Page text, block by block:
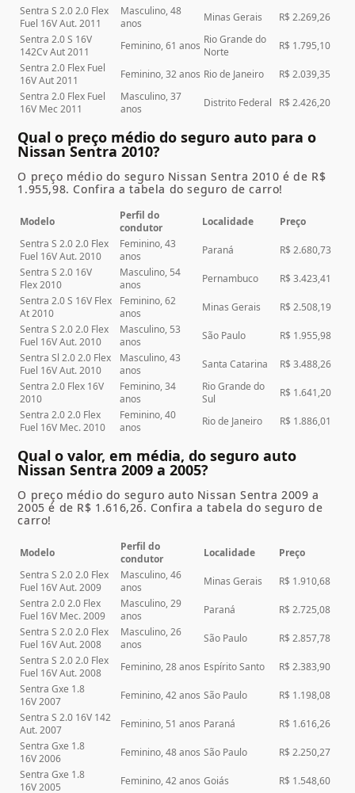
Sentra S 2.0 2.0 Flex
Fuel 16V Aut. 2011
Masculino, 48
anos
Minas Gerais
R$ 2.269,26
Sentra 2.0 S 16V
142Cv Aut 2011
Feminino, 61 anos Rio Grande do
Norte
R$ 1.795,10
Sentra 2.0 Flex Fuel
16V Aut 2011
Feminino, 32 anos Rio de Janeiro
R$ 2.039,35
Sentra 2.0 Flex Fuel
16V Mec 2011
Masculino, 37
anos
Distrito Federal R$ 2.426,20
Qual o preço médio do seguro auto para o
Nissan Sentra 2010?
O preço médio do seguro Nissan Sentra 2010 é de R$
1.955,98. Confira a tabela do seguro de carro!
Modelo
Perfil do
condutor
Localidade
Preço
Sentra S 2.0 2.0 Flex
Fuel 16V Aut. 2010
Feminino, 43
anos
Paraná
R$ 2.680,73
Sentra S 2.0 16V
Flex 2010
Masculino, 54
anos
Pernambuco
R$ 3.423,41
Sentra 2.0 S 16V Flex
At 2010
Feminino, 62
anos
Minas Gerais
R$ 2.508,19
Sentra S 2.0 2.0 Flex
Fuel 16V Aut. 2010
Masculino, 53
anos
São Paulo
R$ 1.955,98
Sentra Sl 2.0 2.0 Flex
Fuel 16V Aut. 2010
Masculino, 43
anos
Santa Catarina
R$ 3.488,26
Sentra 2.0 Flex 16V
2010
Feminino, 34
anos
Rio Grande do
Sul
R$ 1.641,20
Sentra 2.0 2.0 Flex
Fuel 16V Mec. 2010
Feminino, 40
anos
Rio de Janeiro R$ 1.886,01
Qual o valor, em média, do seguro auto
Nissan Sentra 2009 a 2005?
O preço médio do seguro auto Nissan Sentra 2009 a
2005 é de R$ 1.616,26. Confira a tabela do seguro de
carro!
Modelo
Perfil do
condutor
Localidade
Preço
Sentra S 2.0 2.0 Flex
Fuel 16V Aut. 2009
Masculino, 46
anos
Minas Gerais
R$ 1.910,68
Sentra 2.0 2.0 Flex
Fuel 16V Mec. 2009
Masculino, 29
anos
Paraná
R$ 2.725,08
Sentra S 2.0 2.0 Flex
Fuel 16V Aut. 2008
Masculino, 26
anos
São Paulo
R$ 2.857,78
Sentra S 2.0 2.0 Flex
Fuel 16V Aut. 2008
Feminino, 28 anos Espírito Santo
R$ 2.383,90
Sentra Gxe 1.8
16V 2007
Feminino, 42 anos São Paulo
R$ 1.198,08
Sentra S 2.0 16V 142
Aut. 2007
Feminino, 51 anos Paraná
R$ 1.616,26
Sentra Gxe 1.8
16V 2006
Feminino, 48 anos São Paulo
R$ 2.250,27
Sentra Gxe 1.8
16V 2005
Feminino, 42 anos Goiás R$ 1.548,60